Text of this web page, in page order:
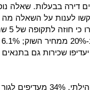
מעדיפים דירה בבעלות.
לענות על השאלה מה
להעדיף
ידי חברת ניהול; 77% - לא יעדיפו שכירות
38% מהישראלים מעדיפים לגור בישוב